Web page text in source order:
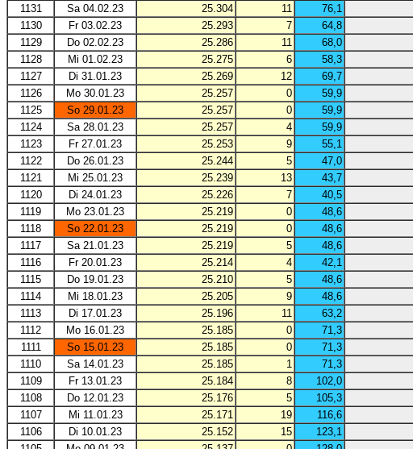
1131
Sa 04.02.23 25.304 11 76,1
1130
Fr 03.02.23 25.293 7 64,8
1129
Do 02.02.23 25.286 11 68,0
1128
Mi 01.02.23 25.275 6 58,3
1127
Di 31.01.23 25.269 12 69,7
1126
Mo 30.01.23 25.257 0 59,9
1125
So 29.01.23 25.257 0 59,9
1124
Sa 28.01.23 25.257 4 59,9
1123
Fr 27.01.23 25.253 9 55,1
1122
Do 26.01.23 25.244 5 47,0
1121
Mi 25.01.23 25.239 13 43,7
1120
Di 24.01.23 25.226 7 40,5
1119
Mo 23.01.23 25.219 0 48,6
1118
So 22.01.23 25.219 0 48,6
1117
Sa 21.01.23 25.219 5 48,6
1116
Fr 20.01.23 25.214 4 42,1
1115
Do 19.01.23 25.210 5 48,6
1114
Mi 18.01.23 25.205 9 48,6
1113
Di 17.01.23 25.196 11 63,2
1112
Mo 16.01.23 25.185 0 71,3
1111
So 15.01.23 25.185 0 71,3
1110
Sa 14.01.23 25.185 1 71,3
1109
Fr 13.01.23 25.184 8 102,0
1108
Do 12.01.23 25.176 5 105,3
1107
Mi 11.01.23 25.171 19 116,6
1106
Di 10.01.23 25.152 15 123,1